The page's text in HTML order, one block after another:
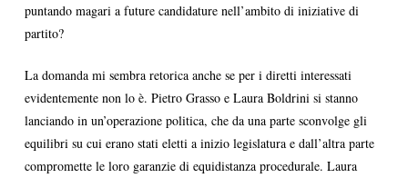
puntando magari a future candidature nell’ambito di iniziative di
partito?
La domanda mi sembra retorica anche se per i diretti interessati
evidentemente non lo è. Pietro Grasso e Laura Boldrini si stanno
lanciando in un’operazione politica, che da una parte sconvolge gli
equilibri su cui erano stati eletti a inizio legislatura e dall’altra parte
compromette le loro garanzie di equidistanza procedurale. Laura